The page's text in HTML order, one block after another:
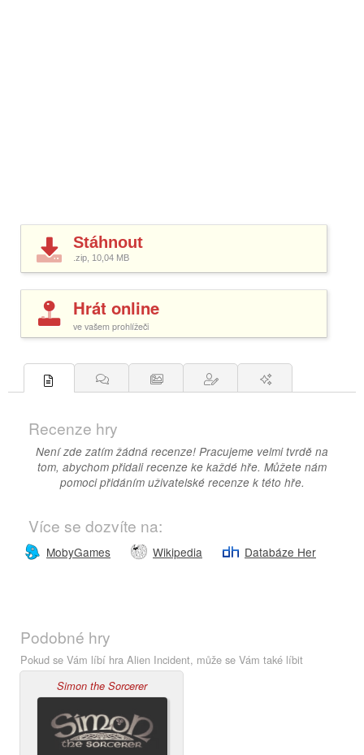
Stáhnout
.zip, 10,04 MB
Hrát online
ve vašem prohlížeči
Recenze hry
Není zde zatím žádná recenze! Pracujeme velmi tvrdě na
tom, abychom přidali recenze ke každé hře. Můžete nám
pomoci přidáním uživatelské recenze k této hře.
Více se dozvíte na:
MobyGames Wikipedia Databáze Her
Podobné hry
Pokud se Vám líbí hra Alien Incident, může se Vám také líbit
Simon the Sorcerer